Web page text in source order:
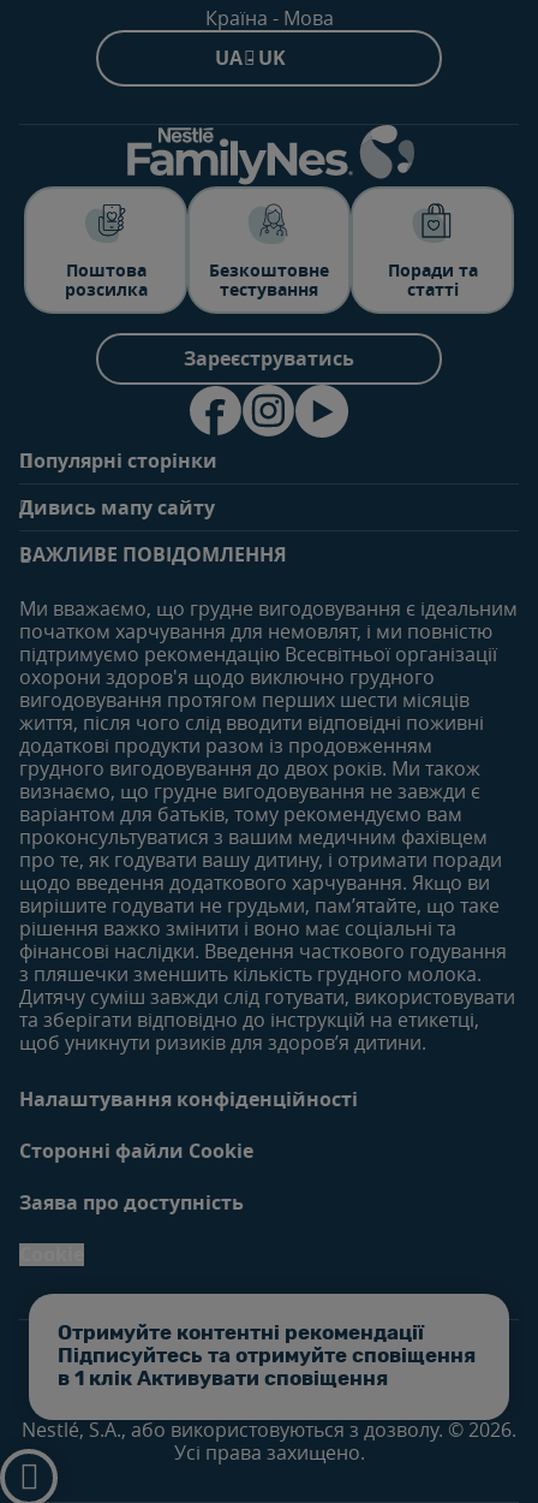
Отримуйте контентні рекомендації
Підписуйтесь та отримуйте сповіщення
в 1 клік Активувати сповіщення
Країна - Мова
UA - UK
Поштова
розсилка
Безкоштовне
тестування
Поради та
статті
Зареєструватись
Популярні сторінки
Поширені запитання
Особистий кабінет
Придбати
Наші бренди
Безкоштовні тестування
Дивись мапу сайту
Статті
Статті
6-12 місяців
Статті
Продукти
12-18 місяців
Статті
Продукти
18-24 місяців
Статті
Продукти
ВАЖЛИВЕ ПОВІДОМЛЕННЯ
Ми вважаємо, що грудне вигодовування є ідеальним
початком харчування для немовлят, і ми повністю
підтримуємо рекомендацію Всесвітньої організації
охорони здоров'я щодо виключно грудного
вигодовування протягом перших шести місяців
життя, після чого слід вводити відповідні поживні
додаткові продукти разом із продовженням
грудного вигодовування до двох років. Ми також
визнаємо, що грудне вигодовування не завжди є
варіантом для батьків, тому рекомендуємо вам
проконсультуватися з вашим медичним фахівцем
про те, як годувати вашу дитину, і отримати поради
щодо введення додаткового харчування. Якщо ви
вирішите годувати не грудьми, пам’ятайте, що таке
рішення важко змінити і воно має соціальні та
фінансові наслідки. Введення часткового годування
з пляшечки зменшить кількість грудного молока.
Дитячу суміш завжди слід готувати, використовувати
та зберігати відповідно до інструкцій на етикетці,
щоб уникнути ризиків для здоров’я дитини.
Налаштування конфіденційності
Сторонні файли Cookie
Заява про доступність
Nestlé, S.A., або використовуються з дозволу. © 2026.
Усі права захищено.